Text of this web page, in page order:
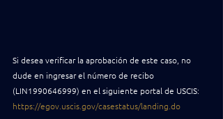
Si desea verificar la aprobación de este caso, no
dude en ingresar el número de recibo
(LIN1990646999) en el siguiente portal de USCIS:
https://egov.uscis.gov/casestatus/landing.do